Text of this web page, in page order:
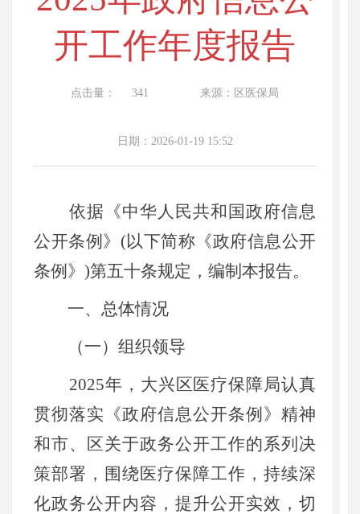
开工作年度报告
点击量： 341 来源：区医保局
日期：2026-01-19 15:52
依据《中华人民共和国政府信息
公开条例》(以下简称《政府信息公开
条例》)第五十条规定，编制本报告。
一、总体情况
（一）组织领导
2025年，大兴区医疗保障局认真
贯彻落实《政府信息公开条例》精神
和市、区关于政务公开工作的系列决
策部署，围绕医疗保障工作，持续深
化政务公开内容，提升公开实效，切